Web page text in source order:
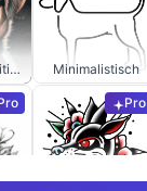
American Traditional Minimalistisch
Pro